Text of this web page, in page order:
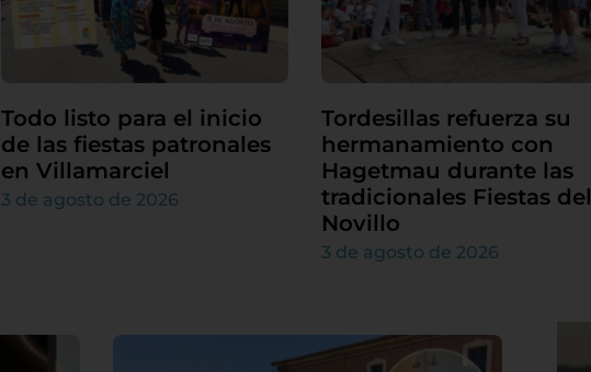
Todo listo para el inicio
de las fiestas patronales
en Villamarciel
3 de agosto de 2026
Tordesillas refuerza su
hermanamiento con
Hagetmau durante las
tradicionales Fiestas del
Novillo
3 de agosto de 2026